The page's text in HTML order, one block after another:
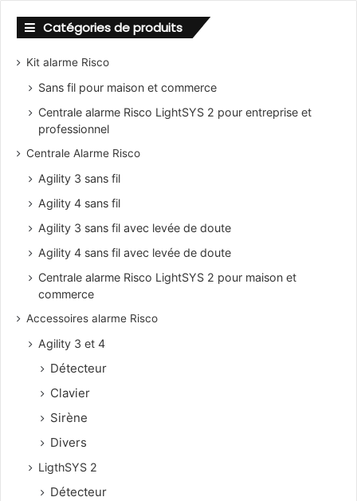
Catégories de produits
Kit alarme Risco
Sans fil pour maison et commerce
Centrale alarme Risco LightSYS 2 pour entreprise et
professionnel
Centrale Alarme Risco
Agility 3 sans fil
Agility 4 sans fil
Agility 3 sans fil avec levée de doute
Agility 4 sans fil avec levée de doute
Centrale alarme Risco LightSYS 2 pour maison et
commerce
Accessoires alarme Risco
Agility 3 et 4
Détecteur
Clavier
Sirène
Divers
LigthSYS 2
Détecteur